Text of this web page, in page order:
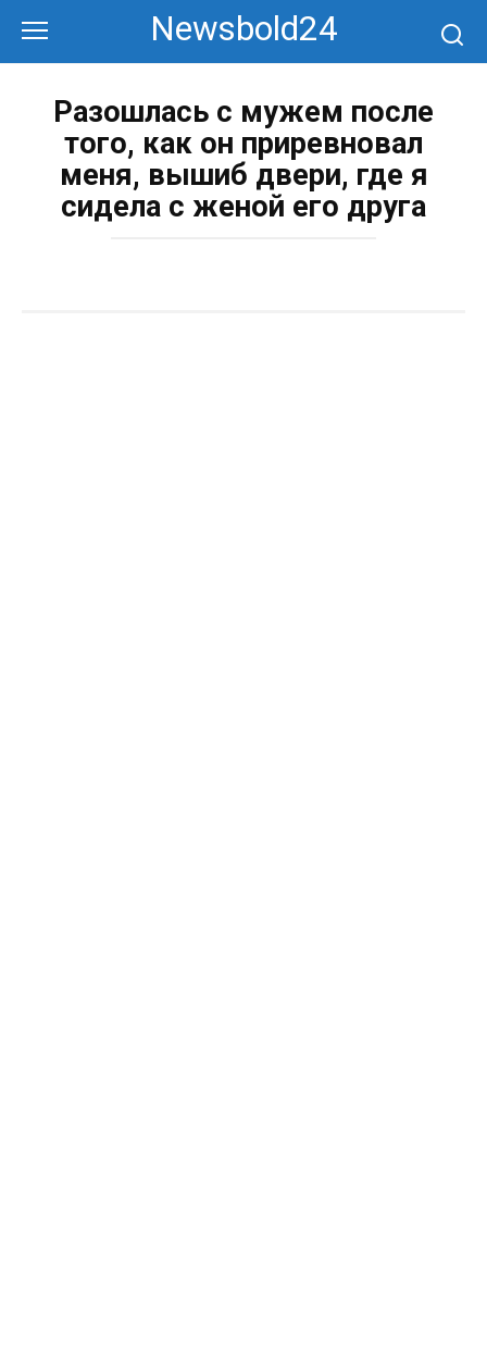
контенту
Newsbold24
Разошлась с мужем после
того, как он приревновал
меня, вышиб двери, где я
сидела с женой его друга